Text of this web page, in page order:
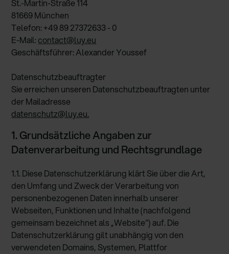
St.-Martin-Straße 114
81669 München
Telefon: +49 89 27372633 - 0
E-Mail: contact@luy.eu
Geschäftsführer: Alexander Youssef
Datenschutzbeauftragter
Sie erreichen unseren Datenschutzbeauftragten unter
der Mailadresse
datenschutz@luy.eu.
1. Grundsätzliche Angaben zur
Datenverarbeitung und Rechtsgrundlage
1.1. Diese Datenschutzerklärung klärt Sie über die Art,
den Umfang und Zweck der Verarbeitung von
personenbezogenen Daten innerhalb unserer
Webseiten, Funktionen und Inhalte (nachfolgend
gemeinsam bezeichnet als „Website") auf. Die
Datenschutzerklärung gilt unabhängig von den
verwendeten Domains, Systemen, Plattfor